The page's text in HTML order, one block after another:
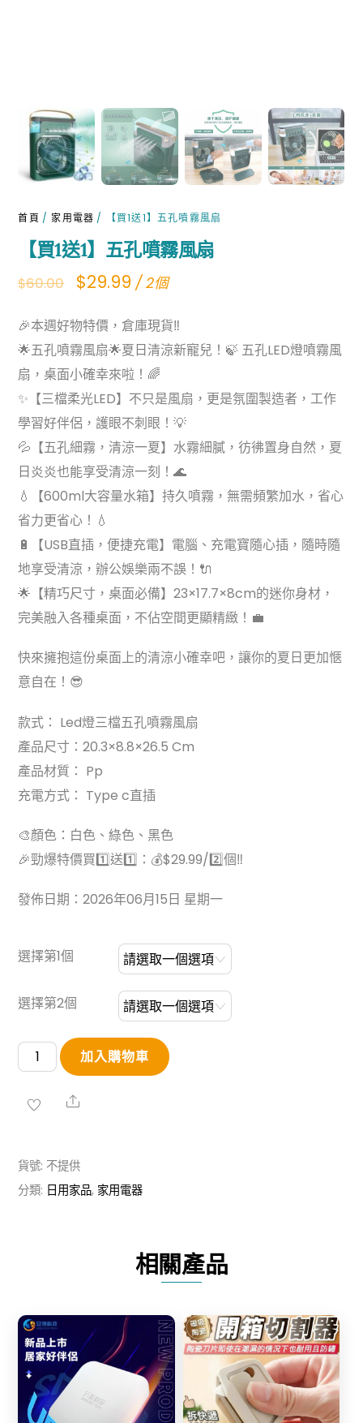
首頁 / 家用電器 / 【買1送1】五孔噴霧風扇
【買1送1】五孔噴霧風扇
$60.00
Original
was:
$60.00.
$29.99Current
is:
$29.99.
/ 2個
🎉本週好物特價，倉庫現貨‼️
🌟五孔噴霧風扇🌟夏日清涼新寵兒！🍃 五孔LED燈噴霧風
扇，桌面小確幸來啦！🌈
✨【三檔柔光LED】不只是風扇，更是氛圍製造者，工作
學習好伴侶，護眼不刺眼！💡
💦【五孔細霧，清涼一夏】水霧細膩，彷彿置身自然，夏
日炎炎也能享受清涼一刻！🌊
💧【600ml大容量水箱】持久噴霧，無需頻繁加水，省心
省力更省心！💧
🔋【USB直插，便捷充電】電腦、充電寶隨心插，隨時隨
地享受清涼，辦公娛樂兩不誤！🔌
🌟【精巧尺寸，桌面必備】23×17.7×8cm的迷你身材，
完美融入各種桌面，不佔空間更顯精緻！💼
快來擁抱這份桌面上的清涼小確幸吧，讓你的夏日更加愜
意自在！😎
款式： Led燈三檔五孔噴霧風扇
產品尺寸：20.3×8.8×26.5 Cm
產品材質： Pp
充電方式： Type c直插
🎨顏色：白色、綠色、黑色
🎉勁爆特價買1️⃣送1️⃣：💰$29.99/2️⃣個‼
發佈日期：2026年06月15日 星期一
選擇第1個
選擇第2個
【買
1
送
孔
噴
量
加入購物車
Share
貨號: 不提供
分類: 日用家品, 家用電器
相關產品
Share Share